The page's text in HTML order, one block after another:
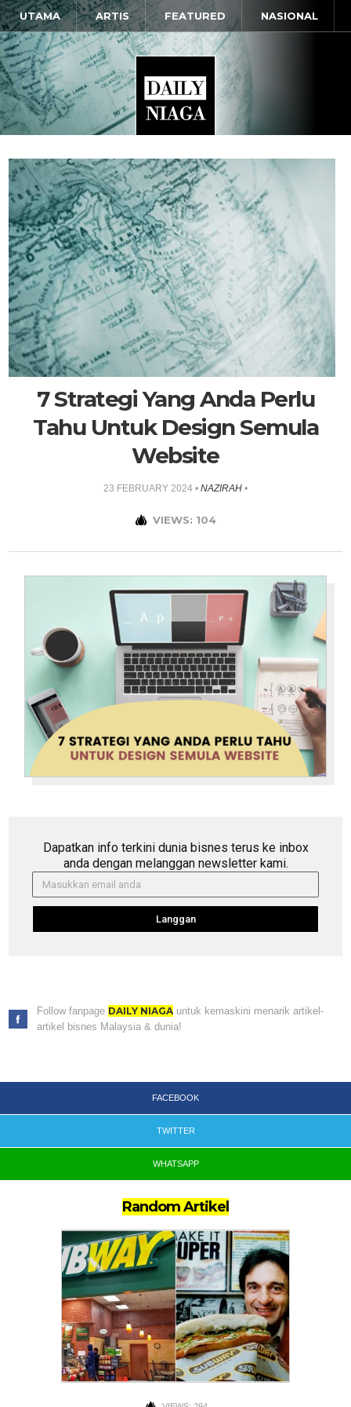
UTAMA ARTIS FEATURED NASIONAL
7 Strategi Yang Anda Perlu
Tahu Untuk Design Semula
Website
23 FEBRUARY 2024 • NAZIRAH •
VIEWS: 104
Dapatkan info terkini dunia bisnes terus ke inbox
anda dengan melanggan newsletter kami.
Langgan
Follow fanpage DAILY NIAGAuntuk kemaskini menarik artikel-
artikel bisnes Malaysia & dunia!
FACEBOOK
TWITTER
WHATSAPP
Random Artikel